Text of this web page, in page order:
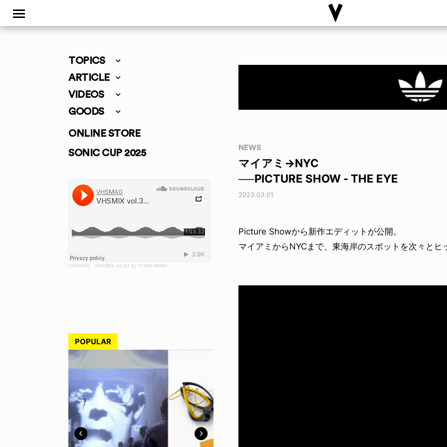
TOPICS
ARTICLE
VIDEOS
GOODS
ONLINE STORE
SONIC CUP 2025
VHSMAG · VHSMIX vol.31 by YUNGJINNN
POPULAR
NEWS
マイアミ→NYC
──PICTURE SHOW - THE EYE
2023.03.01
Picture Showから新作エディットが公開。
マイアミからNYCまで、東海岸のスポットを次々とヒ